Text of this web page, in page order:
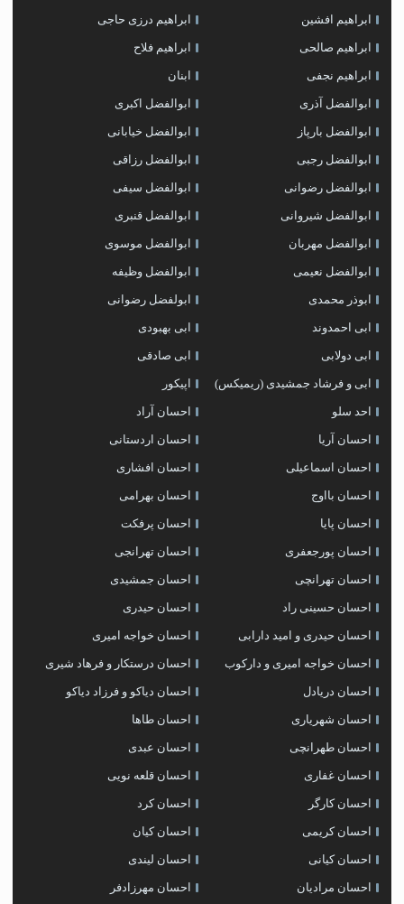
ابراهیم افشین ابراهیم درزی حاجی
ابراهیم صالحی ابراهیم فلاح
ابراهیم نجفی ابنان
ابوالفضل آذری ابوالفضل اکبری
ابوالفضل بارپاز ابوالفضل خیابانی
ابوالفضل رجبی ابوالفضل رزاقی
ابوالفضل رضوانی ابوالفضل سیفی
ابوالفضل شیروانی ابوالفضل قنبری
ابوالفضل مهربان ابوالفضل موسوی
ابوالفضل نعیمی ابوالفضل وظیفه
ابوذر محمدی ابولفضل رضوانی
ابی احمدوند ابی بهبودی
ابی دولابی ابی صادقی
ابی و فرشاد جمشیدی (ریمیکس) اپیکور
احد سلو احسان آراد
احسان آریا احسان اردستانی
احسان اسماعیلی احسان افشاری
احسان بااوج احسان بهرامی
احسان پایا احسان پرفکت
احسان پورجعفری احسان تهرانجی
احسان تهرانچی احسان جمشیدی
احسان حسینی راد احسان حیدری
احسان حیدری و امید دارابی احسان خواجه امیری
احسان خواجه امیری و دارکوب احسان درستكار و فرهاد شيرى
احسان دریادل احسان دیاکو و فرزاد دیاکو
احسان شهریاری احسان طاها
احسان طهرانچی احسان عبدی
احسان غفاری احسان قلعه نویی
احسان کارگر احسان کرد
احسان کریمی احسان کیان
احسان کیانی احسان لیندی
احسان مرادیان احسان مهرزادفر